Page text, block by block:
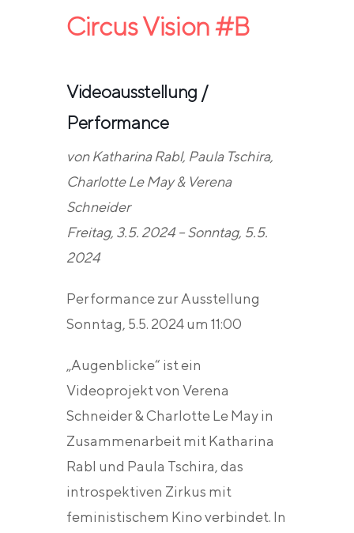
Circus Vision #B
Videoausstellung /
Performance
von Katharina Rabl, Paula Tschira,
Charlotte Le May & Verena
Schneider
Freitag, 3.5. 2024 – Sonntag, 5.5.
2024
Performance zur Ausstellung
Sonntag, 5.5. 2024 um 11:00
„Augenblicke“ ist ein
Videoprojekt von Verena
Schneider & Charlotte Le May in
Zusammenarbeit mit Katharina
Rabl und Paula Tschira, das
introspektiven Zirkus mit
feministischem Kino verbindet. In